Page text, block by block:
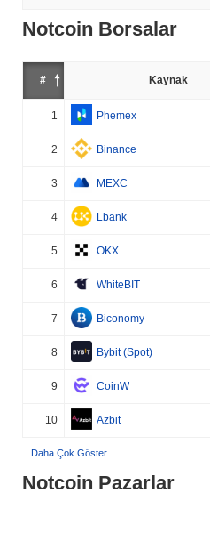
Notcoin Borsalar
# Kaynak
1 Phemex
2 Binance
3 MEXC
4 Lbank
5 OKX
6 WhiteBIT
7 Biconomy
8 Bybit (Spot)
9 CoinW
10 Azbit
Daha Çok Göster
Notcoin Pazarlar